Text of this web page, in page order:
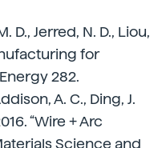
D., Jerred, N. D., Liou,
for
282.
A. C., Ding, J.
“Wire + Arc
Science and